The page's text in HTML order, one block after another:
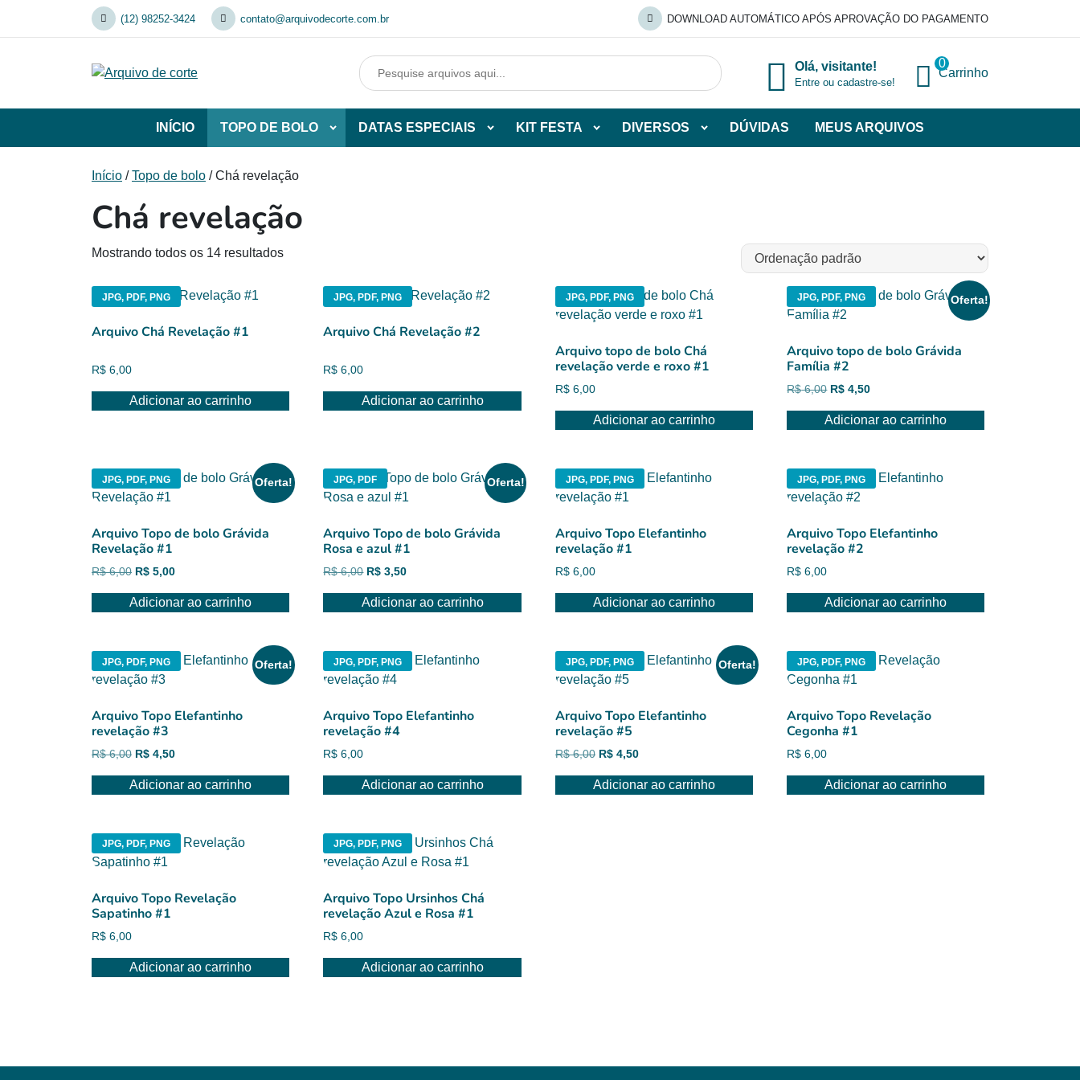
(12) 98252-3424 contato@arquivodecorte.com.br DOWNLOAD AUTOMÁTICO APÓS APROVAÇÃO DO PAGAMENTO
Olá, visitante!
Entre ou cadastre-se!
0
Carrinho
INÍCIO TOPO DE BOLO DATAS ESPECIAIS KIT FESTA DIVERSOS DÚVIDAS MEUS ARQUIVOS
Início /Topo de bolo / Chá revelação
Chá revelação
Mostrando todos os 14 resultados
JPG, PDF, PNG
Arquivo Chá Revelação #1
R$ 6,00
Adicionar ao carrinho
JPG, PDF, PNG
Arquivo Chá Revelação #2
R$ 6,00
Adicionar ao carrinho
JPG, PDF, PNG
Arquivo topo de bolo Chá
revelação verde e roxo #1
R$6,00
Adicionar ao carrinho
JPG, PDF, PNG Oferta!
Arquivo topo de bolo Grávida
Família #2
R$6,00 O
original
R$ 4,50O
atual
Adicionar ao carrinho
JPG, PDF, PNG Oferta!
Arquivo Topo de bolo Grávida
Revelação #1
R$6,00 O
original
R$ 5,00O
atual
Adicionar ao carrinho
JPG, PDF Oferta!
Arquivo Topo de bolo Grávida
Rosa e azul #1
R$6,00 O
original
R$ 3,50O
atual
Adicionar ao carrinho
JPG, PDF, PNG
Arquivo Topo Elefantinho
revelação #1
R$6,00
Adicionar ao carrinho
JPG, PDF, PNG
Arquivo Topo Elefantinho
revelação #2
R$ 6,00
Adicionar ao carrinho
JPG, PDF, PNG Oferta!
Arquivo Topo Elefantinho
revelação #3
R$6,00 O
original
R$ 4,50O
atual
Adicionar ao carrinho
JPG, PDF, PNG
Arquivo Topo Elefantinho
revelação #4
R$ 6,00
Adicionar ao carrinho
JPG, PDF, PNG Oferta!
Arquivo Topo Elefantinho
revelação #5
R$6,00 O
original
R$4,50O
atual
Adicionar ao carrinho
JPG, PDF, PNG
Arquivo Topo Revelação
Cegonha #1
R$ 6,00
Adicionar ao carrinho
JPG, PDF, PNG
Arquivo Topo Revelação
Sapatinho #1
R$ 6,00
Adicionar ao carrinho
JPG, PDF, PNG
Arquivo Topo Ursinhos Chá
revelação Azul e Rosa #1
R$ 6,00
Adicionar ao carrinho